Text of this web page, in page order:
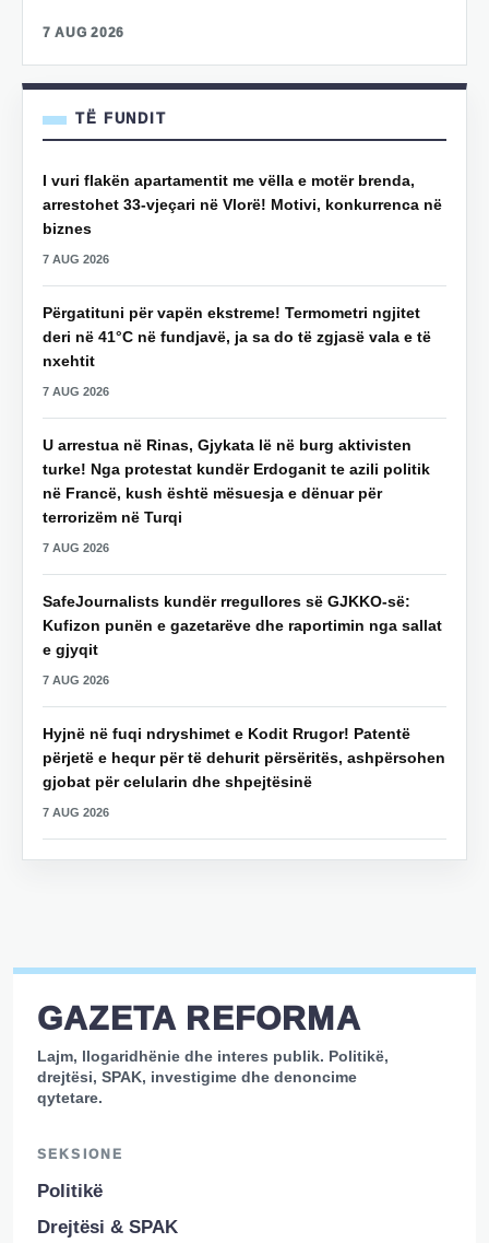
7 AUG 2026
TË FUNDIT
I vuri flakën apartamentit me vëlla e motër brenda,
arrestohet 33-vjeçari në Vlorë! Motivi, konkurrenca në
biznes
7 AUG 2026
Përgatituni për vapën ekstreme! Termometri ngjitet
deri në 41°C në fundjavë, ja sa do të zgjasë vala e të
nxehtit
7 AUG 2026
U arrestua në Rinas, Gjykata lë në burg aktivisten
turke! Nga protestat kundër Erdoganit te azili politik
në Francë, kush është mësuesja e dënuar për
terrorizëm në Turqi
7 AUG 2026
SafeJournalists kundër rregullores së GJKKO-së:
Kufizon punën e gazetarëve dhe raportimin nga sallat
e gjyqit
7 AUG 2026
Hyjnë në fuqi ndryshimet e Kodit Rrugor! Patentë
përjetë e hequr për të dehurit përsëritës, ashpërsohen
gjobat për celularin dhe shpejtësinë
7 AUG 2026
GAZETA REFORMA
Lajm, llogaridhënie dhe interes publik. Politikë,
drejtësi, SPAK, investigime dhe denoncime
qytetare.
SEKSIONE
Politikë
Drejtësi & SPAK